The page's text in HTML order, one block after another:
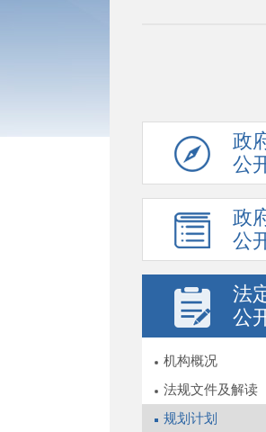
政
公
政
公
法
公
机构概况
法规文件及解读
规划计划